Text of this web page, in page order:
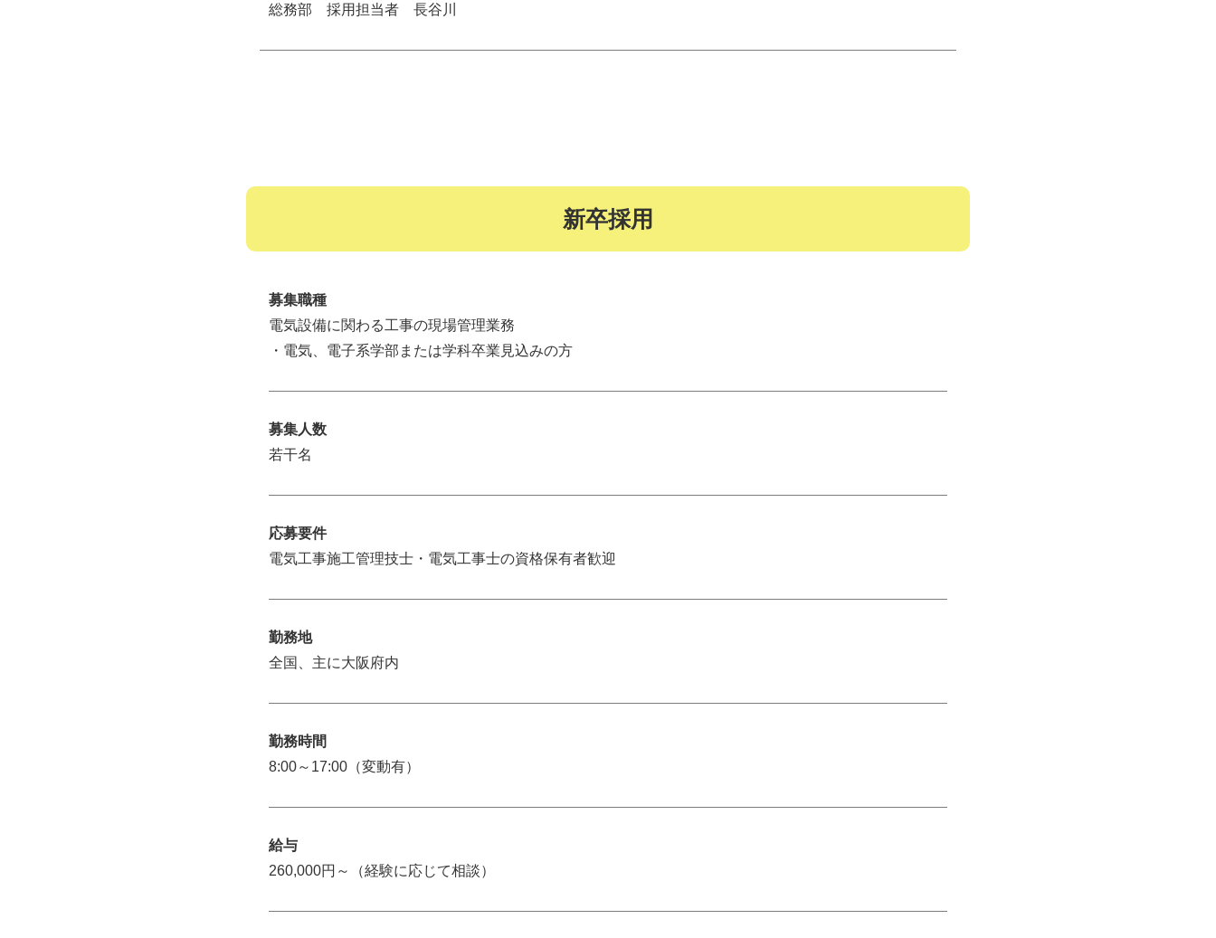
総務部 採用担当者 長谷川
新卒採用
募集職種
電気設備に関わる工事の現場管理業務
・電気、電子系学部または学科卒業見込みの方
募集人数
若干名
応募要件
電気工事施工管理技士・電気工事士の資格保有者歓迎
勤務地
全国、主に大阪府内
勤務時間
8:00～17:00（変動有）
給与
260,000円～（経験に応じて相談）